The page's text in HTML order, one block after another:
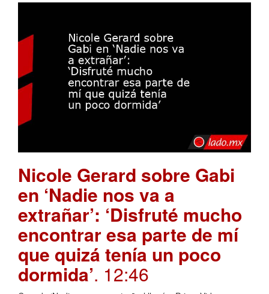
Nicole Gerard sobre Gabi
en ‘Nadie nos va a
extrañar’: ‘Disfruté mucho
encontrar esa parte de mí
que quizá tenía un poco
dormida’. 12:46